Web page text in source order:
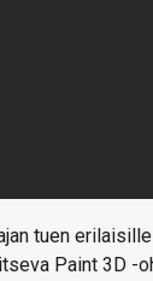
tuen
Paint 3D -